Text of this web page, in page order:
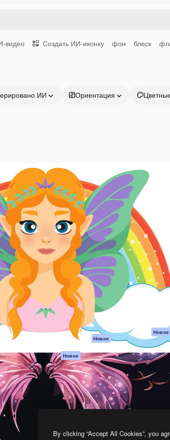
видео Создать ИИ-иконку фон блеск
ИИ Ориентация
Продукция
Spaces
ИИ-помощник
Генератор
изображений ИИ
Генератор видео
Генератор голоса
на основе ИИ
Стоковый контент
MCP для
Новое
Агенты Новое
API
Мобильное
приложение
Все инструменты
Начать
Academy
Документация по
Пакету ИИ
Служба
поддержки
Условия и
положения
Оригиналы
Новое
Политика
cookie
Центр доверия
Партнеры
Предприятие
By clicking “Accept All Cookies”, you